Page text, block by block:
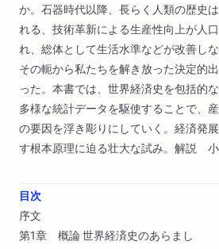
か。石器時代以降、長らく人類の歴史は
れる、技術革新による生産性向上が人
れ、総体として生活水準などが改善し
その軛から私たちを解き放った決定的
った。本書では、世界経済史を包括的
多様な統計データを駆使することで、
の要因を浮き彫りにしていく。経済発
す根本原理に迫る壮大な試み。解説
目次
序文
第1章 概論 世界経済史のあらまし